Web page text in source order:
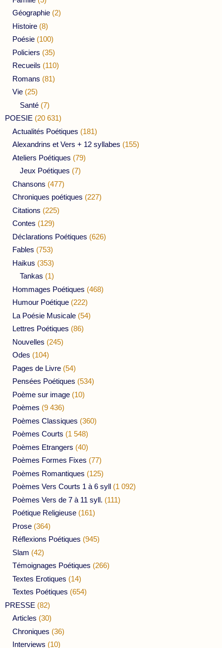
Géographie (2)
Histoire (8)
Poésie (100)
Policiers (35)
Recueils (110)
Romans (81)
Vie (25)
Santé (7)
POESIE (20 631)
Actualités Poétiques (181)
Alexandrins et Vers + 12 syllabes (155)
Ateliers Poétiques (79)
Jeux Poétiques (7)
Chansons (477)
Chroniques poétiques (227)
Citations (225)
Contes (129)
Déclarations Poétiques (626)
Fables (753)
Haikus (353)
Tankas (1)
Hommages Poétiques (468)
Humour Poétique (222)
La Poésie Musicale (54)
Lettres Poétiques (86)
Nouvelles (245)
Odes (104)
Pages de Livre (54)
Pensées Poétiques (534)
Poème sur image (10)
Poèmes (9 436)
Poèmes Classiques (360)
Poèmes Courts (1 548)
Poèmes Etrangers (40)
Poèmes Formes Fixes (77)
Poèmes Romantiques (125)
Poèmes Vers Courts 1 à 6 syll (1 092)
Poèmes Vers de 7 à 11 syll. (111)
Poétique Religieuse (161)
Prose (364)
Réflexions Poétiques (945)
Slam (42)
Témoignages Poétiques (266)
Textes Erotiques (14)
Textes Poétiques (654)
PRESSE (82)
Articles (30)
Chroniques (36)
Interviews (10)